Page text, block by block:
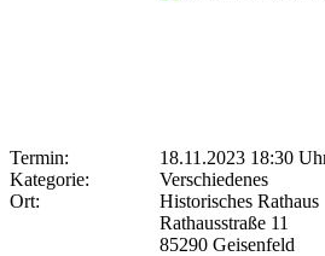
Termin:
18.11.2023 18:30
Kategorie:
Verschiedenes
Ort:
Historisches Rathaus
Rathausstraße 11
85290 Geisenfeld